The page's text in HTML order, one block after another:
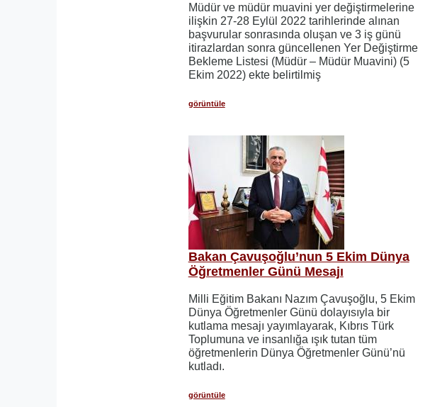
Müdür ve müdür muavini yer değiştirmelerine
ilişkin 27-28 Eylül 2022 tarihlerinde alınan
başvurular sonrasında oluşan ve 3 iş günü
itirazlardan sonra güncellenen Yer Değiştirme
Bekleme Listesi (Müdür – Müdür Muavini) (5
Ekim 2022) ekte belirtilmiş
görüntüle
Bakan Çavuşoğlu’nun 5 Ekim Dünya
Öğretmenler Günü Mesajı
Milli Eğitim Bakanı Nazım Çavuşoğlu, 5 Ekim
Dünya Öğretmenler Günü dolayısıyla bir
kutlama mesajı yayımlayarak, Kıbrıs Türk
Toplumuna ve insanlığa ışık tutan tüm
öğretmenlerin Dünya Öğretmenler Günü’nü
kutladı.
görüntüle